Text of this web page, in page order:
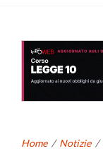
Home / Notizie /